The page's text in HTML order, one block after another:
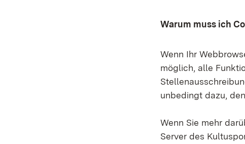
Warum muss ich
Wenn Ihr
möglich, alle
unbedingt dazu,
Wenn Sie mehr
Server des